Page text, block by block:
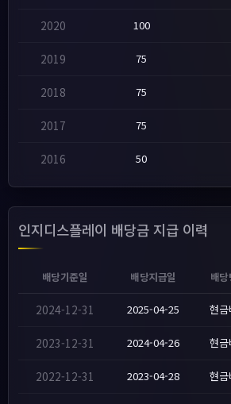
2020 100
2019 75
2018 75
2017 75
2016 50
인지디스플레이 배당금 지급 이력
배당기준일 배당지급일 배
2024-12-31 2025-04-25 현
2023-12-31 2024-04-26 현
2022-12-31 2023-04-28 현